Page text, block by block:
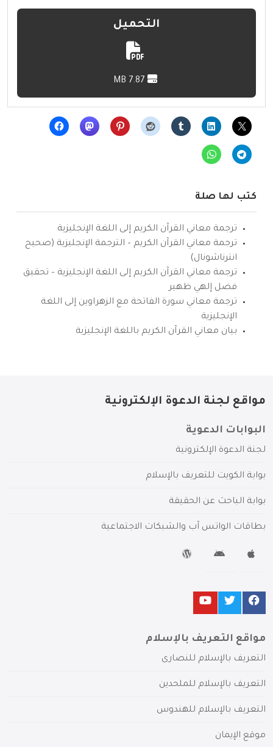
التحميل
كتب لها صلة
ترجمة معاني القرآن الكريم إلى اللغة الإنجليزية
ترجمة معاني القرآن الكريم – الترجمة الإنجليزية (صحيح
انترناشونال)
ترجمة معاني القرآن الكريم إلى اللغة الإنجليزية – تحقيق
فضل إلهي ظهير
ترجمة معاني سورة الفاتحة مع الزهراوين إلى اللغة
الإنجليزية
بيان معاني القرآن الكريم باللغة الإنجليزية
مواقع لجنة الدعوة الإلكترونية
البوابات الدعوية
لجنة الدعوة الإلكترونية
بوابة الكويت للتعريف بالإسلام
بوابة الباحث عن الحقيقة
بطاقات الواتس آب والشبكات الاجتماعية
مواقع التعريف بالإسلام
التعريف بالإسلام للنصارى
التعريف بالإسلام للملحدين
التعريف بالإسلام للهندوس
موقع الإيمان